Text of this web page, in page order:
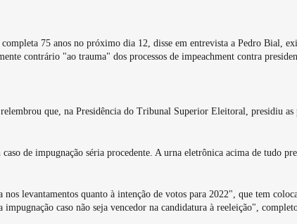
75 anos no próximo dia 12, disse em entrevista a Pedro Bial,
contrário "ao trauma" dos processos de impeachment contra
que, na Presidência do Tribunal Superior Eleitoral, presidiu as
de impugnação séria procedente. A urna eletrônica acima de tudo
levantamentos quanto à intenção de votos para 2022", que tem
caso não seja vencedor na candidatura à reeleição",